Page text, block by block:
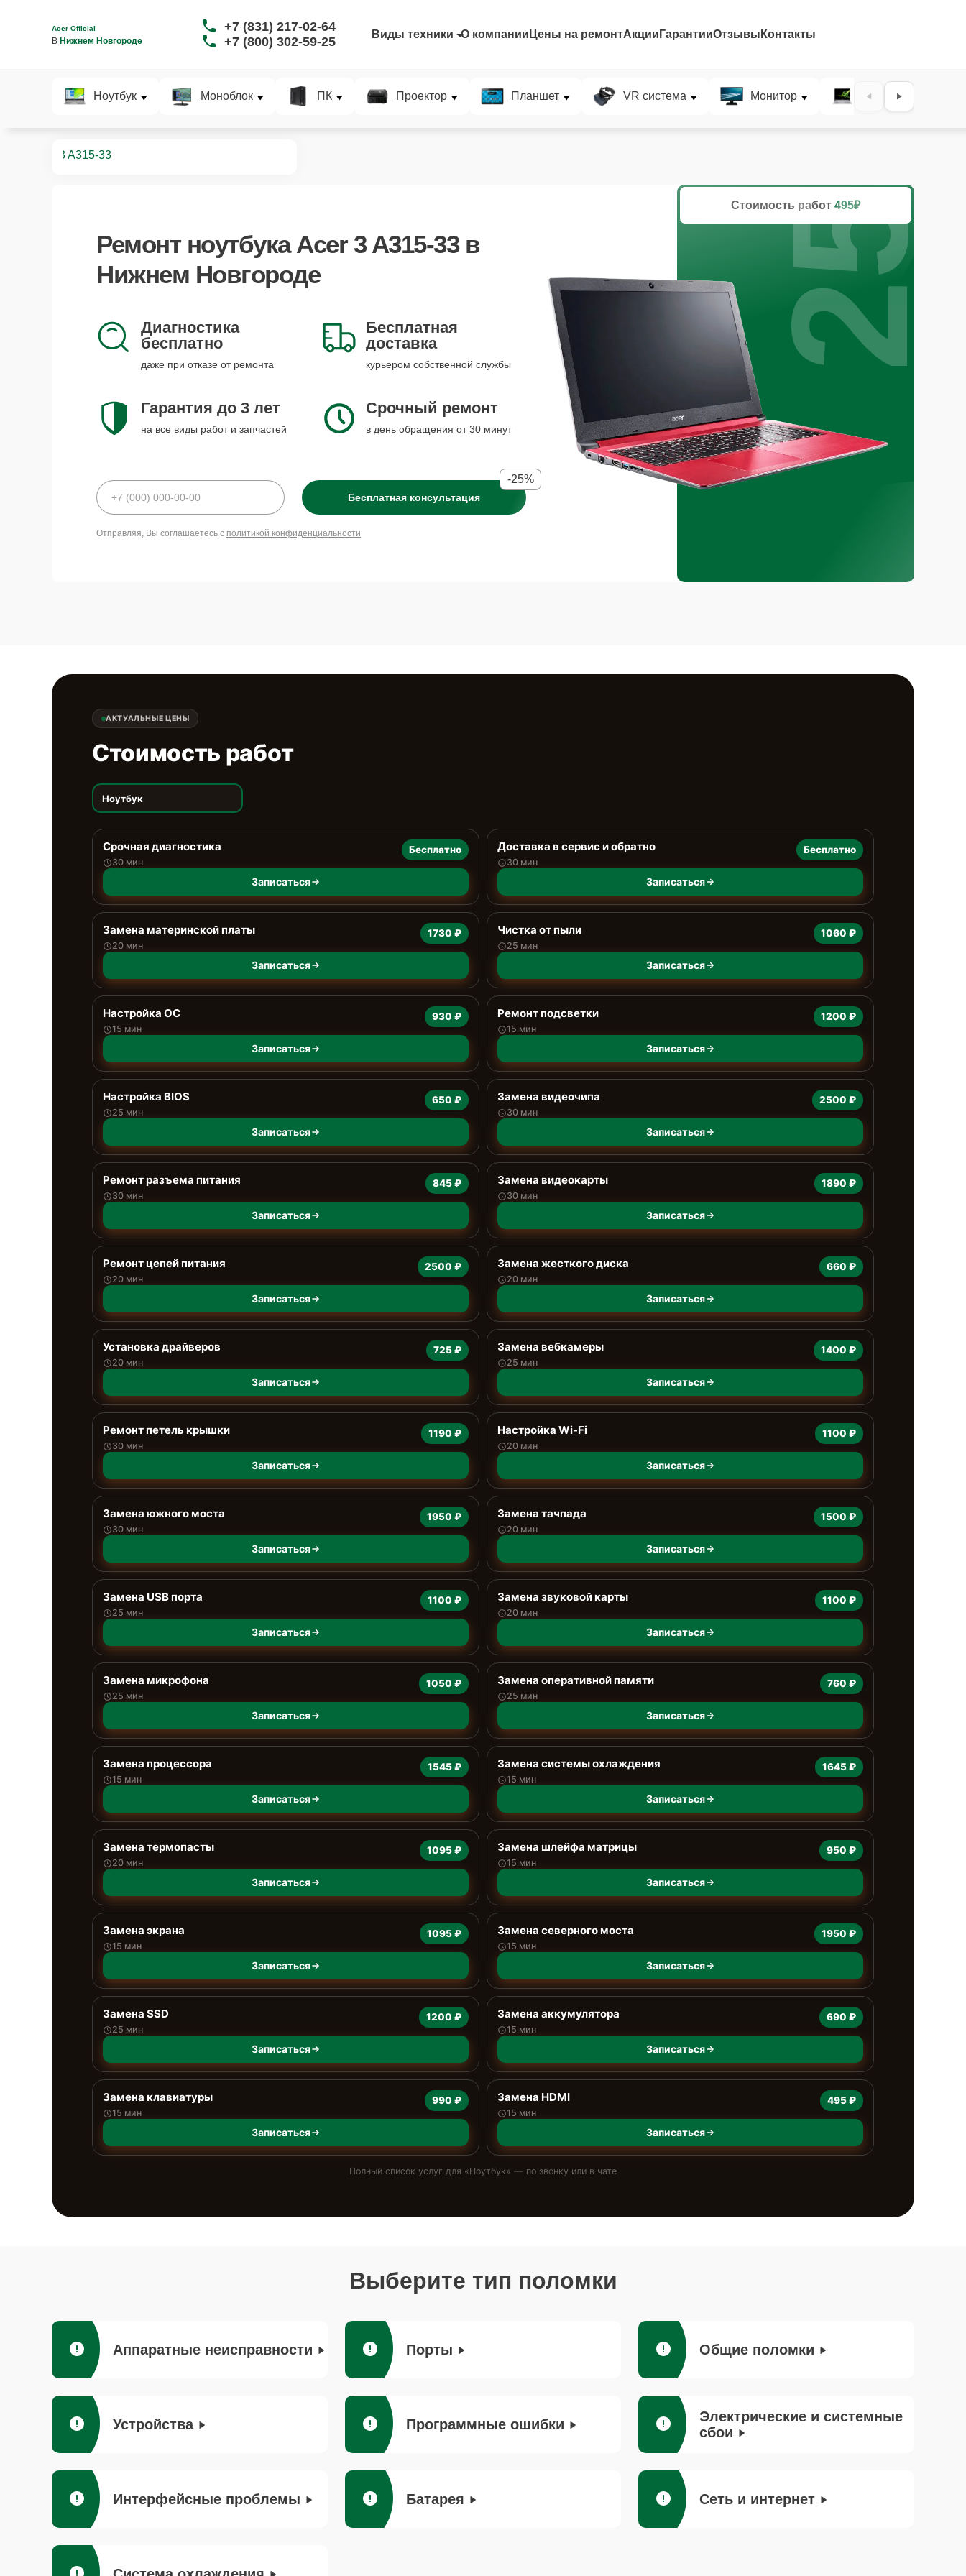
Acer Official
В Нижнем Новгороде
+7 (831) 217-02-64
+7 (800) 302-59-25
Виды техники О компании Цены на ремонтАкции ГарантииОтзывы Контакты
Ноутбук Моноблок ПК Проектор Планшет VR система Монитор Ультрабук
3 A315-33
Ремонт ноутбука Acer 3 A315-33в
Нижнем Новгороде
Диагностика
бесплатно
даже при отказе от ремонта
Бесплатная
доставка
курьером собственной службы
Гарантия до 3 лет
на все виды работ и запчастей
Срочный ремонт
в день обращения от 30 минут
Бесплатная консультация
-25%
Отправляя, Вы соглашаетесь с политикой конфиденциальности
Стоимость работ 495₽
25%
АКТУАЛЬНЫЕ ЦЕНЫ
Стоимость работ
Ноутбук
Срочная диагностика
30 мин
Бесплатно
Записаться
Доставка в сервис и обратно
30 мин
Бесплатно
Записаться
Замена материнской платы
20 мин
1730 ₽
Записаться
Чистка от пыли
25 мин
1060 ₽
Записаться
Настройка ОС
15 мин
930 ₽
Записаться
Ремонт подсветки
15 мин
1200 ₽
Записаться
Настройка BIOS
25 мин
650 ₽
Записаться
Замена видеочипа
30 мин
2500 ₽
Записаться
Ремонт разъема питания
30 мин
845 ₽
Записаться
Замена видеокарты
30 мин
1890 ₽
Записаться
Ремонт цепей питания
20 мин
2500 ₽
Записаться
Замена жесткого диска
20 мин
660 ₽
Записаться
Установка драйверов
20 мин
725 ₽
Записаться
Замена вебкамеры
25 мин
1400 ₽
Записаться
Ремонт петель крышки
30 мин
1190 ₽
Записаться
Настройка Wi-Fi
20 мин
1100 ₽
Записаться
Замена южного моста
30 мин
1950 ₽
Записаться
Замена тачпада
20 мин
1500 ₽
Записаться
Замена USB порта
25 мин
1100 ₽
Записаться
Замена звуковой карты
20 мин
1100 ₽
Записаться
Замена микрофона
25 мин
1050 ₽
Записаться
Замена оперативной памяти
25 мин
760 ₽
Записаться
Замена процессора
15 мин
1545 ₽
Записаться
Замена системы охлаждения
15 мин
1645 ₽
Записаться
Замена термопасты
20 мин
1095 ₽
Записаться
Замена шлейфа матрицы
15 мин
950 ₽
Записаться
Замена экрана
15 мин
1095 ₽
Записаться
Замена северного моста
15 мин
1950 ₽
Записаться
Замена SSD
25 мин
1200 ₽
Записаться
Замена аккумулятора
15 мин
690 ₽
Записаться
Замена клавиатуры
15 мин
990 ₽
Записаться
Замена HDMI
15 мин
495 ₽
Записаться
Полный список услуг для «Ноутбук» — по звонку или в чате
Выберите тип поломки
Аппаратные неисправности Порты Общие поломки
Устройства Программные ошибки
Электрические и системные
сбои
Интерфейсные проблемы Батарея Сеть и интернет